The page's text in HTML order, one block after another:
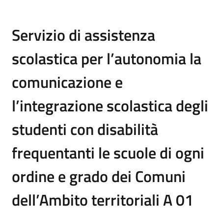
Servizio di assistenza
scolastica per l’autonomia la
comunicazione e
l’integrazione scolastica degli
studenti con disabilità
frequentanti le scuole di ogni
ordine e grado dei Comuni
dell’Ambito territoriali A 01